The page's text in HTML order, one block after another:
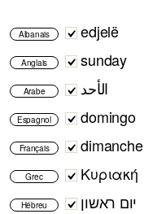
Albanais edjelë
Anglais sunday
Arabe الأحد
Espagnol domingo
Français dimanche
Grec Κυριακή
Hébreu יום ראשון